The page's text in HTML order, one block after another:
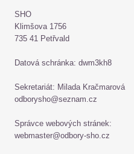
SHO
Klimšova 1756
735 41 Petřvald
Datová schránka: dwm3kh8
Sekretariát: Milada Kračmarová
odborysho@seznam.cz
Správce webových stránek:
webmaster@odbory-sho.cz